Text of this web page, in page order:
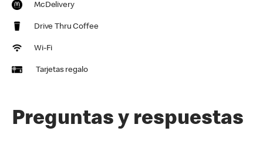
McDelivery
Drive Thru Coffee
Wi-Fi
Tarjetas regalo
Preguntas y respuestas